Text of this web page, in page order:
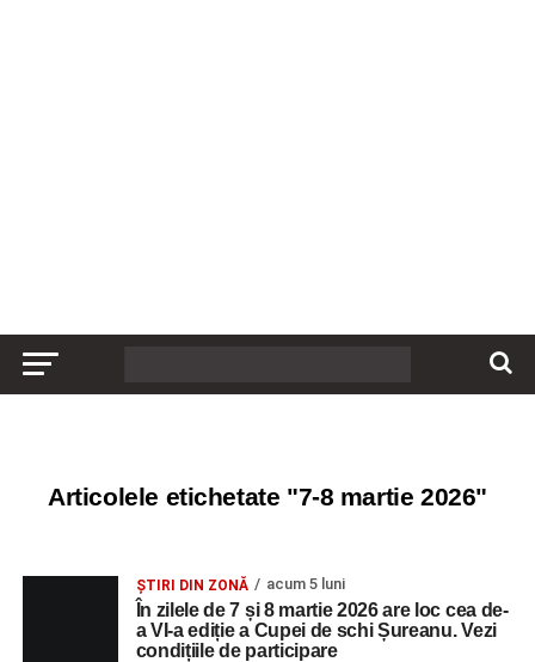
Articolele etichetate "7-8 martie 2026"
ȘTIRI DIN ZONĂ acum 5 luni
În zilele de 7 și 8 martie 2026 are loc cea de-
a VI-a ediție a Cupei de schi Șureanu. Vezi
condițiile de participare